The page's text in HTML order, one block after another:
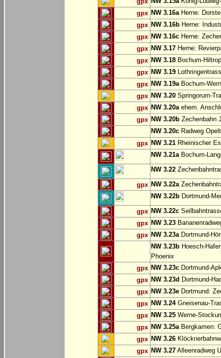
gpx NW 3.16aHerne:
gpx NW 3.16b Herne:
gpx NW 3.16c Herne:
gpx NW 3.17 Herne:
gpx NW 3.18 Bochum-
gpx NW 3.19
gpx NW 3.19aBochum-
gpx NW 3.20 Springorum-
gpx NW 3.20aehem.
gpx NW 3.20b Zechenbahn
NW 3.20c Radweg
gpx NW 3.21 Rheinischer
NW 3.21aBochum-
NW 3.22
gpx NW 3.22a
NW 3.22b Dortmund-
gpx NW 3.22c
gpx NW 3.23
gpx NW 3.23aDortmund-
NW 3.23b Hoesch-
Phoenix
gpx NW 3.23c Dortmund-
gpx NW 3.23d Dortmund-
gpx NW 3.23e Dortmund:
gpx NW 3.24Gneisenau-
gpx NW 3.25 Werne-
gpx NW 3.25aBergkamen:
gpx NW 3.26
gpx NW 3.27 Alleenradweg